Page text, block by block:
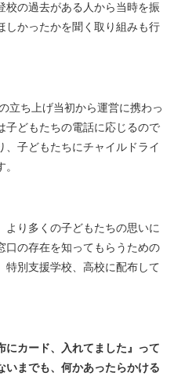
校の過去がある人から当時を振
しかったかを聞く取り組みも行
立ち上げ当初から運営に携わっ
子どもたちの電話に応じるので
、子どもたちにチャイルドライ
り多くの子どもたちの思いに
口の存在を知ってもらうための
特別支援学校 、高校に配布して
にカード、入れてました』って
いまでも、何かあったらかける